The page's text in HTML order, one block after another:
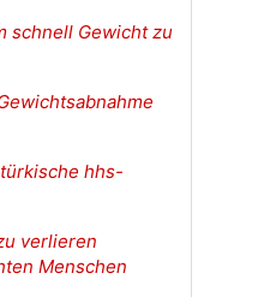
schnell Gewicht zu
hhs-
verlieren
Menschen